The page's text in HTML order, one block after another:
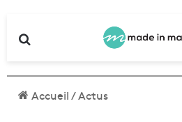
Accueil/Actus